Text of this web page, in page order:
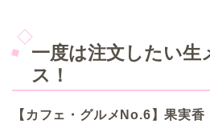
一度は注文したい生
ス！
【カフェ・グルメNo.6】果実香